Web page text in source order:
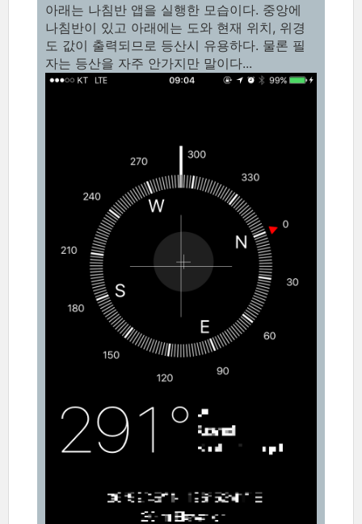
아래는 나침반 앱을 실행한 모습이다. 중앙에
나침반이 있고 아래에는 도와 현재 위치, 위경
도 값이 출력되므로 등산시 유용하다. 물론 필
자는 등산을 자주 안가지만 말이다...